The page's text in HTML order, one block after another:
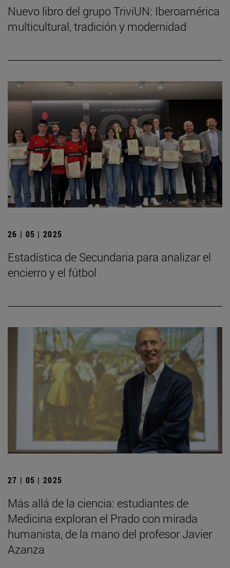
Nuevo libro del grupo TriviUN: Iberoamérica
multicultural, tradición y modernidad
26 | 05 | 2025
Estadística de Secundaria para analizar el
encierro y el fútbol
27 | 05 | 2025
Más allá de la ciencia: estudiantes de
Medicina exploran el Prado con mirada
humanista, de la mano del profesor Javier
Azanza